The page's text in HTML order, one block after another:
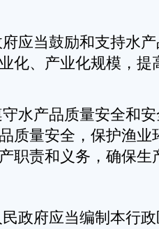
应当鼓励和支持水
化、产业化规模，提
水产品质量安全和
质量安全，保护渔业
职责和义务，确保生
政府应当编制本行